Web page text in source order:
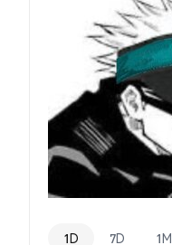
1D 7D 1M